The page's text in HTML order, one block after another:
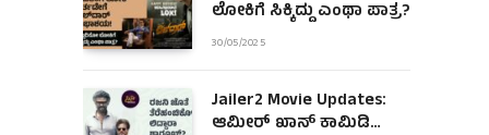
ಲೋಕಿಗೆ ಸಿಕ್ಕಿದ್ದು ಎಂಥಾ ಪಾತ್ರ?
30/05/2025
Jailer2 Movie Updates:
ಆಮೀರ್ ಖಾನ್ ಕಾಮಿಡಿ